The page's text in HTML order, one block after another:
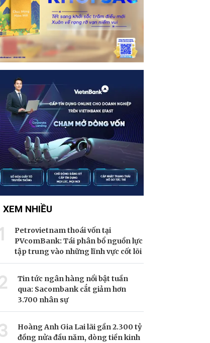
XEM NHIỀU
Petrovietnam thoái vốn tại
PVcomBank: Tái phân bổ nguồn lực
tập trung vào những lĩnh vực cốt lõi
Tin tức ngân hàng nổi bật tuần
qua: Sacombank cắt giảm hơn
3.700 nhân sự
Hoàng Anh Gia Lai lãi gần 2.300 tỷ
đồng nửa đầu năm, dòng tiền kinh